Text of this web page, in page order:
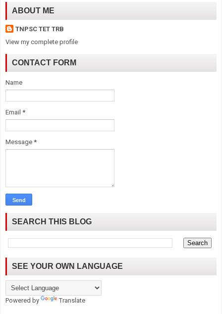
ABOUT ME
TNPSC TET TRB
View my complete profile
CONTACT FORM
Name
Email *
Message *
SEARCH THIS BLOG
SEE YOUR OWN LANGUAGE
Powered by Translate